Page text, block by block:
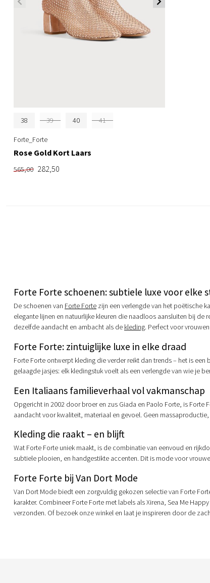
38 39 40 41
Forte_Forte
Rose Gold Kort Laars
565,00 282,50
Forte Forte schoenen: subtiele luxe voor elke
De schoenen van Forte Forte zijn een verlengde van het poëtische
elegante lijnen en natuurlijke kleuren die naadloos aansluiten bij
dezelfde aandacht en ambacht als de kleding. Perfect voor
Forte Forte: zintuiglijke luxe in elke draad
Forte Forte ontwerpt kleding die verder reikt dan trends – het is
gelaagde jasjes: elk kledingstuk voelt als een verlengde van wie je
Een Italiaans familieverhaal vol vakmanschap
Opgericht in 2002 door broer en zus Giada en Paolo Forte, is
aandacht voor kwaliteit, materiaal en gevoel. Geen
Kleding die raakt – en blijft
Wat Forte Forte uniek maakt, is de combinatie van eenvoud en
subtiele plooien, en handgestikte accenten. Dit is mode voor
Forte Forte bij Van Dort Mode
Van Dort Mode biedt een zorgvuldig gekozen selectie van Forte
karakter. Combineer Forte Forte met labels als Xirena, Sea Me
verzonden. Of bezoek onze winkel en laat je inspireren door de